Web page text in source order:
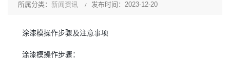
所属分类： 新闻资讯 发布时间：2023-12-20
涂漆模操作步骤及注意事项
涂漆模操作步骤：